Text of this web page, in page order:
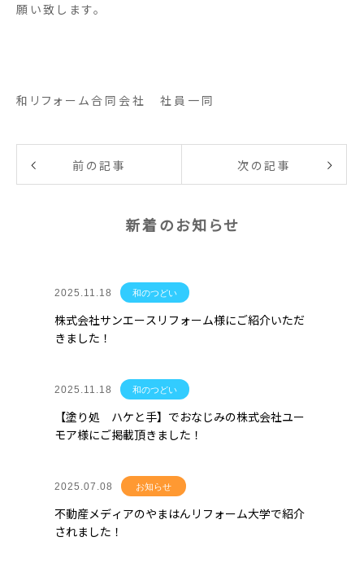
願い致します。
和リフォーム合同会社 社員一同
前の記事 次の記事
新着のお知らせ
2025.11.18 和のつどい
株式会社サンエースリフォーム様にご紹介いただ
きました！
2025.11.18 和のつどい
【塗り処 ハケと手】でおなじみの株式会社ユー
モア様にご掲載頂きました！
2025.07.08 お知らせ
不動産メディアのやまはんリフォーム大学で紹介
されました！